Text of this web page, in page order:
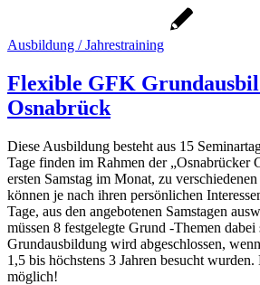
Ausbildung / Jahrestraining
Flexible GFK
Osnabrück
Diese Ausbildung besteht aus 15
Tage finden im Rahmen der „Osnabrücker
ersten Samstag im Monat, zu
können je nach ihren persönlichen
Tage, aus den angebotenen Samstagen
müssen 8 festgelegte Grund -Themen
Grundausbildung wird abgeschlossen,
1,5 bis höchstens 3 Jahren besucht
möglich!